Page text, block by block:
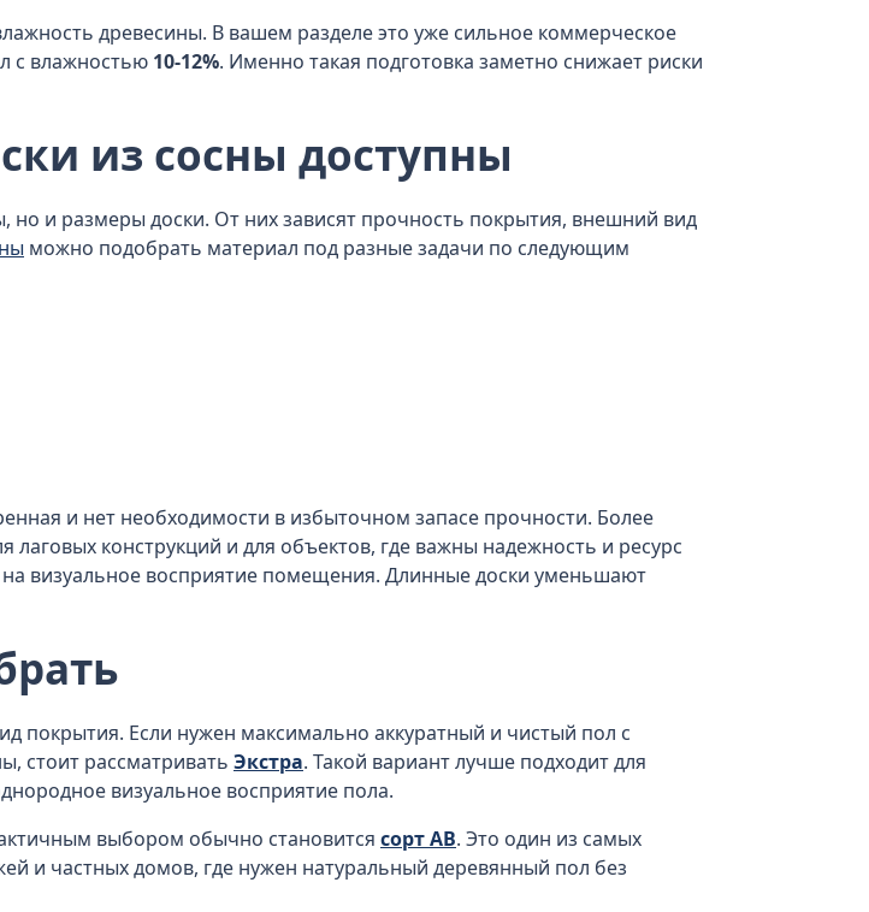
древесины. В вашем разделе это уже сильное коммерческое
с влажностью 10-12%. Именно такая подготовка заметно снижает риски
из сосны доступны
и размеры доски. От них зависят прочность покрытия, внешний вид
можно подобрать материал под разные задачи по следующим
и нет необходимости в избыточном запасе прочности. Более
конструкций и для объектов, где важны надежность и ресурс
визуальное восприятие помещения. Длинные доски уменьшают
покрытия. Если нужен максимально аккуратный и чистый пол с
стоит рассматривать Экстра. Такой вариант лучше подходит для
визуальное восприятие пола.
выбором обычно становится сорт АВ. Это один из самых
и частных домов, где нужен натуральный деревянный пол без